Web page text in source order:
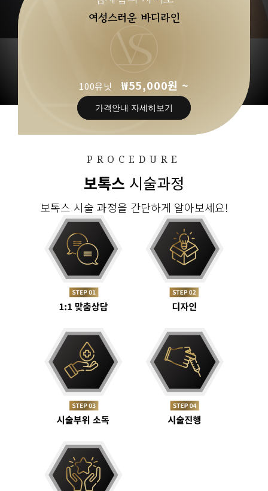
여성스러운 바디라인
100유닛 ₩55,000원 ~
가격안내 자세히보기
PROCEDURE
보톡스 시술과정
보톡스 시술 과정을 간단하게 알아보세요!